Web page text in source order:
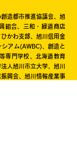
造都市推進協議会、旭
組合、三和・緑道商店
かわ支部、旭川信用金
アム(AWBC)、創造と
専門学校、北海道教育
人旭川市立大学、旭川
興会、旭川情報産業事